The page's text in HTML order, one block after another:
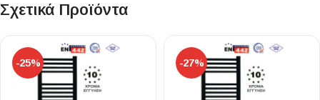
Σχετικά Προϊόντα
-25% -27%